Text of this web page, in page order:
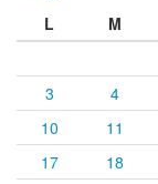
L
M
3
4
10
11
17
18